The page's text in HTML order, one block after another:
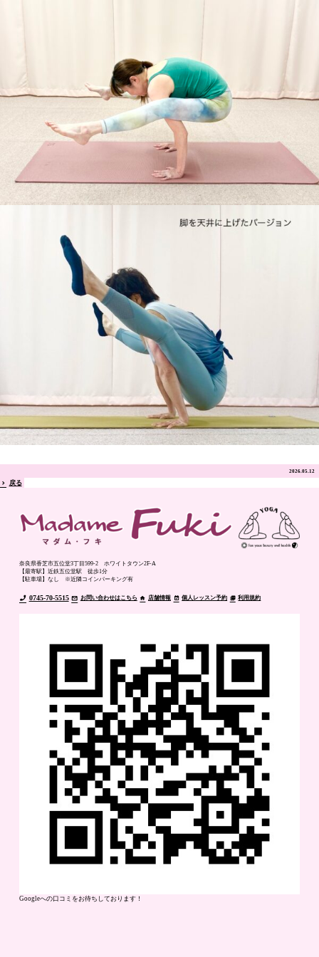
2026.05.12
戻る
奈良県香芝市五位堂3丁目599-2 ホワイトタウン2F-A
【最寄駅】近鉄五位堂駅 徒歩1分
【駐車場】なし ※近隣コインパーキング有
0745-70-5515 お問い合わせはこちら 店舗情報 個人レッスン予約 利用規約
Googleへの口コミをお待ちしております！